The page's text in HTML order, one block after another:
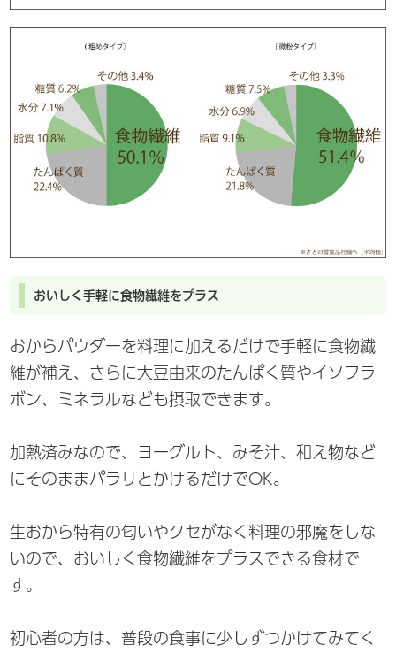
おいしく手軽に食物繊維をプラス
おからパウダーを料理に加えるだけで手軽に食物繊
維が補え、さらに大豆由来のたんぱく質やイソフラ
ボン、ミネラルなども摂取できます。
加熱済みなので、ヨーグルト、みそ汁、和え物など
にそのままパラリとかけるだけでOK。
生おから特有の匂いやクセがなく料理の邪魔をしな
いので、おいしく食物繊維をプラスできる食材で
す。
初心者の方は、普段の食事に少しずつかけてみてく